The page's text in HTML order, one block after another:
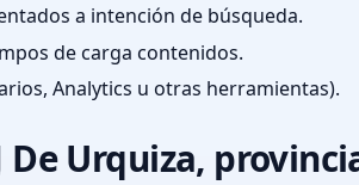
a intención de búsqueda.
de carga contenidos.
Analytics u otras herramientas).
De Urquiza,